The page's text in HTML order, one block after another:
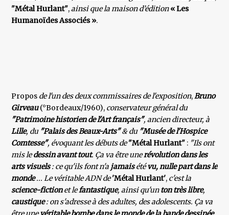
"Métal Hurlant",ainsi que la maison d’édition« Les
Humanoïdes Associés ».
Propos de l'un des deux commissaires de l'exposition,Bruno
Girveau(°Bordeaux/1960), conservateur général du
"Patrimoine historien de l'Art français", ancien directeur, à
Lille, du"Palais des Beaux-Arts"& du "Musée del'Hospice
Comtesse", évoquant les débuts de"Métal Hurlant" : "Ils ont
mis ledessin avant tout. Ça va être unerévolution dans les
arts visuels: ce qu'ils font n'a jamaisétévu, nulle part dans le
monde... Le véritable ADN de'Métal Hurlant', c'est la
science-fictionet lefantastique, ainsi qu'unton très libre,
caustique: on s'adresse à des adultes, des adolescents. Ça va